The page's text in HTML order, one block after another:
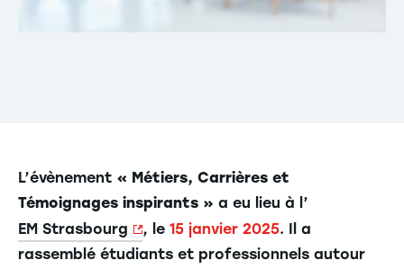
L’évènement « Métiers, Carrières et
Témoignages inspirants » a eu lieu à l’
EM Strasbourg
, le15 janvier 2025. Il a
rassemblé étudiants et professionnels autour